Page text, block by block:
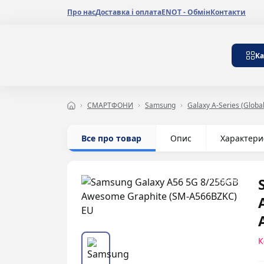
Про насДоставка і оплатаENOT - ОбмінКонтакти
СМАРТФОНИ Samsung Galaxy A-Series
Все про товар Опис
У Праймі